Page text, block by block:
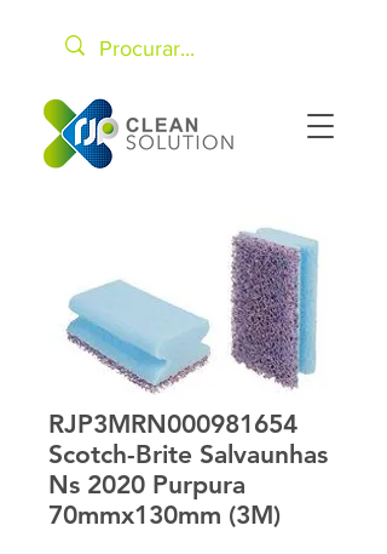
RJP3MRN000981654
Scotch-Brite Salvaunhas
Ns 2020 Purpura
70mmx130mm (3M)